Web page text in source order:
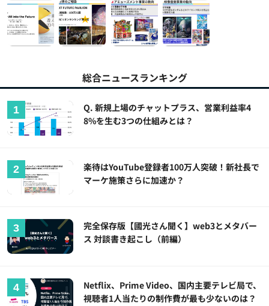
総合ニュースランキング
Q. 新規上場のチャットプラス、営業利益率4
8%を生む3つの仕組みとは？
楽待はYouTube登録者100万人突破！新社長で
マーケ施策さらに加速か？
完全保存版【國光さん聞く】web3とメタバー
ス 対談書き起こし（前編）
Netflix、Prime Video、国内主要テレビ局で、
視聴者1人当たりの制作費が最も少ないのは？